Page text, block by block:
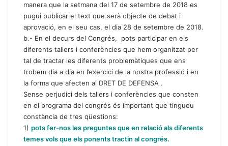
manera que la setmana del 17 de setembre de 2018 es
pugui publicar el text que serà objecte de debat i
aprovació, en el seu cas, el dia 28 de setembre de 2018.
b.- En el decurs del Congrés, pots participar en els
diferents tallers i conferències que hem organitzat per
tal de tractar les diferents problemàtiques que ens
trobem dia a dia en l’exercici de la nostra professió i en
la forma que afecten al DRET DE DEFENSA .
Sense perjudici dels tallers i conferències que consten
en el programa del congrés és important que tingueu
constància de tres qüestions:
1) pots fer-nos les preguntes que en relació als diferents
temes vols que els ponents tractin al congrés.